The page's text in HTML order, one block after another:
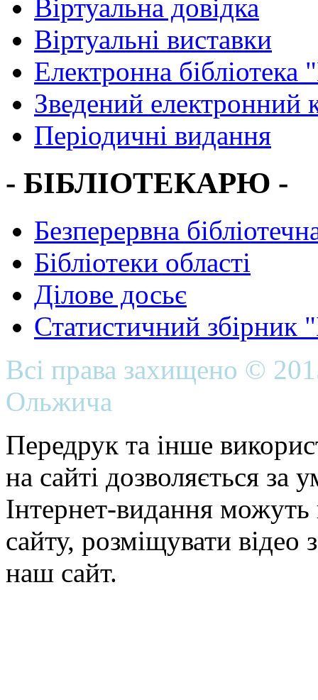
Віртуальна довідка
Віртуальні виставки
Електронна
Зведений електронний
Періодичні видання
- БІБЛІОТЕКАРЮ -
Безперервна
Бібліотеки області
Ділове досьє
Статистичний
Всі права захищено ©
Ольжича
Передрук та інше
на сайті дозволяється
Інтернет-видання можуть
сайту, розміщувати відео
наш сайт.